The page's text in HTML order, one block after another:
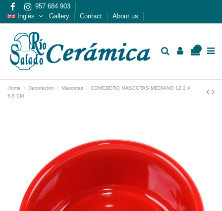
957 684 903
Inglés
Gallery Contact About us
Home Decoracion Mascotas
COMEDERO MASCOTAS MEDIANO 12,2 X
5,6 CM